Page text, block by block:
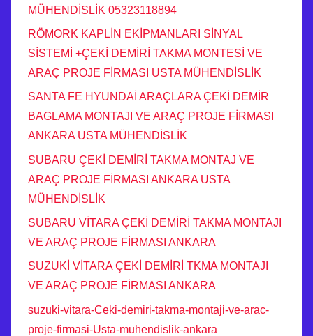
MÜHENDİSLİK 05323118894
RÖMORK KAPLİN EKİPMANLARI SİNYAL
SİSTEMİ +ÇEKİ DEMİRİ TAKMA MONTESİ VE
ARAÇ PROJE FİRMASI USTA MÜHENDİSLİK
SANTA FE HYUNDAİ ARAÇLARA ÇEKİ DEMİR
BAGLAMA MONTAJI VE ARAÇ PROJE FİRMASI
ANKARA USTA MÜHENDİSLİK
SUBARU ÇEKİ DEMİRİ TAKMA MONTAJ VE
ARAÇ PROJE FİRMASI ANKARA USTA
MÜHENDİSLİK
SUBARU VİTARA ÇEKİ DEMİRİ TAKMA MONTAJI
VE ARAÇ PROJE FİRMASI ANKARA
SUZUKİ VİTARA ÇEKİ DEMİRİ TKMA MONTAJI
VE ARAÇ PROJE FİRMASI ANKARA
suzuki-vitara-Ceki-demiri-takma-montaji-ve-arac-
proje-firmasi-Usta-muhendislik-ankara